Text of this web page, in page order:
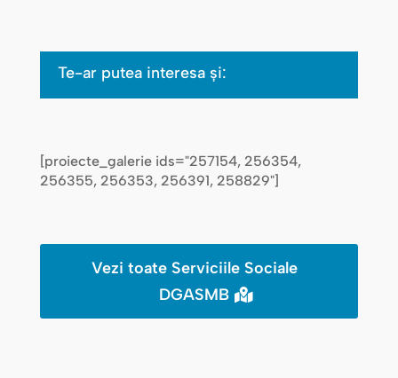
Te-ar putea interesa şi:
[proiecte_galerie ids="257154, 256354,
256355, 256353, 256391, 258829"]
Vezi toate Serviciile Sociale
DGASMB